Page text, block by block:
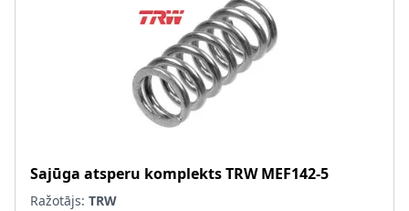
Sajūga atsperu komplektsTRW MEF142-5
Ražotājs: TRW